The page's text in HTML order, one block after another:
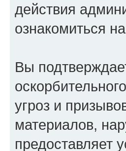
действия
ознакомиться на
Вы
угроз и
материалов,
предоставляет